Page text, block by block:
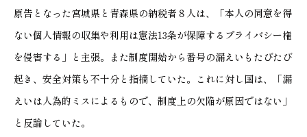
原告となった宮城県と青森県の納税者８人は、「本人の同意を得
ない個人情報の収集や利用は憲法13条が保障するプライバシー権
を侵害する」と主張。また制度開始から番号の漏えいもたびたび
起き、安全対策も不十分と指摘していた。これに対し国は、「漏
えいは人為的ミスによるもので、制度上の欠陥が原因ではない」
と反論していた。